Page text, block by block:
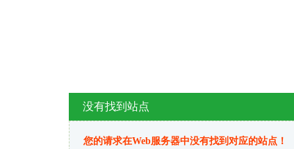
没有找到站点
您的请求在Web服务器中没有找到对应的站点！